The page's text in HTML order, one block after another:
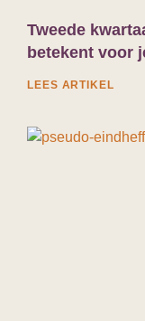
Tweede
betekent voor
LEES ARTIKEL